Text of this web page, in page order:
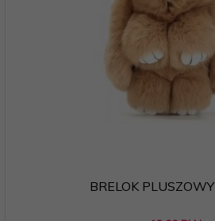
BRELOK